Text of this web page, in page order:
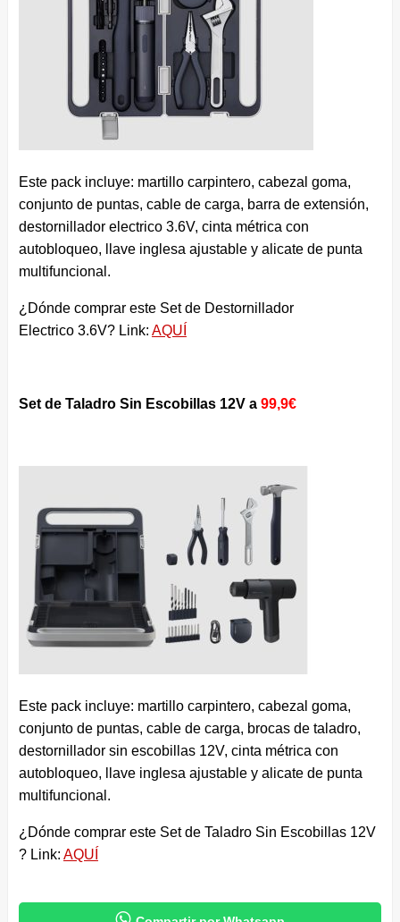
Este pack incluye: martillo carpintero, cabezal goma,
conjunto de puntas, cable de carga, barra de extensión,
destornillador electrico 3.6V, cinta métrica con
autobloqueo, llave inglesa ajustable y alicate de punta
multifuncional.
¿Dónde comprar este Set de Destornillador
Electrico 3.6V? Link: AQUÍ
Set de Taladro Sin Escobillas 12V a 99,9€
Este pack incluye: martillo carpintero, cabezal goma,
conjunto de puntas, cable de carga, brocas de taladro,
destornillador sin escobillas 12V, cinta métrica con
autobloqueo, llave inglesa ajustable y alicate de punta
multifuncional.
¿Dónde comprar este Set de Taladro Sin Escobillas 12V
? Link: AQUÍ